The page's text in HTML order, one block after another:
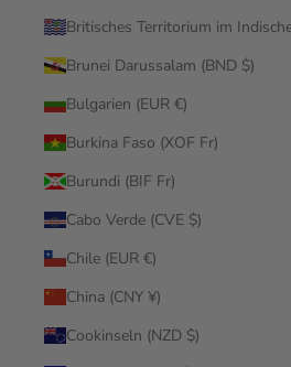
Britisches Territorium im
Brunei Darussalam (BND $)
Bulgarien (EUR €)
Burkina Faso (XOF Fr)
Burundi (BIF Fr)
Cabo Verde (CVE $)
Chile (EUR €)
China (CNY ¥)
Cookinseln (NZD $)